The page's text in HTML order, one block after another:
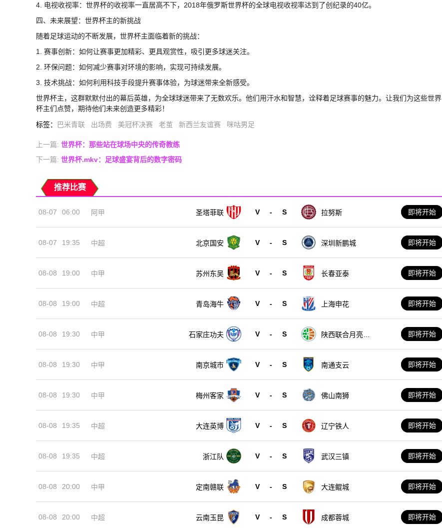
4. 电视收视率：世界杯的收视率一直居高不下，2018年俄罗斯世界杯的全球电视收视率达到了创纪录的40亿。
四、未来展望：世界杯主的新挑战
随着足球运动的不断发展，世界杯主面临着新的挑战：
1. 赛事创新：如何让赛事更加精彩、更具观赏性，吸引更多球迷关注。
2. 环保问题：如何减少赛事对环境的影响，实现可持续发展。
3. 技术挑战：如何利用科技手段提升赛事体验，为球迷带来全新感受。
世界杯主，这群默默付出的幕后英雄，为全球球迷带来了无数欢乐。他们用汗水和智慧，诠释着足球赛事的魅力。让我们为这些世界
杯主们点赞，期待他们未来创造更多精彩！
标签： 巴米青联 出场费 美冠杯决赛 老茧 新西兰友谊赛 咪咕男足
上一篇: 世界杯：那些站在球场中央的传奇教练
下一篇: 世界杯.mkv：足球盛宴背后的数字密码
推荐比赛
08-07 06:00 阿甲 圣塔菲联 V - S 拉努斯 即将开始
08-07 19:35 中超 北京国安 V - S 深圳新鹏城 即将开始
08-08 19:00 中甲 苏州东吴 V - S 长春亚泰 即将开始
08-08 19:00 中超 青岛海牛 V - S 上海申花 即将开始
08-08 19:30 中甲 石家庄功夫 V - S
陕西联合月亮泊
即将开始
08-08 19:30 中甲 南京城市 V - S 南通支云 即将开始
08-08 19:30 中甲 梅州客家 V - S 佛山南狮 即将开始
08-08 19:35 中超 大连英博 V - S 辽宁铁人 即将开始
08-08 19:35 中超 浙江队 V - S 武汉三镇 即将开始
08-08 20:00 中甲 定南赣联 V - S 大连鲲城 即将开始
08-08 20:00 中超 云南玉昆 V - S 成都蓉城 即将开始